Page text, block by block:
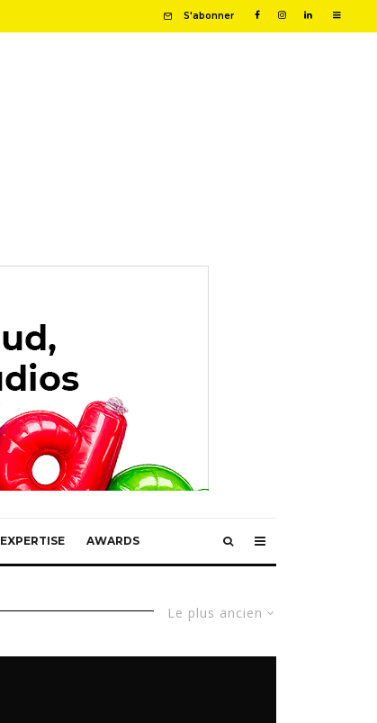
S'abonner
EXPERTISE AWARDS
Le plus ancien